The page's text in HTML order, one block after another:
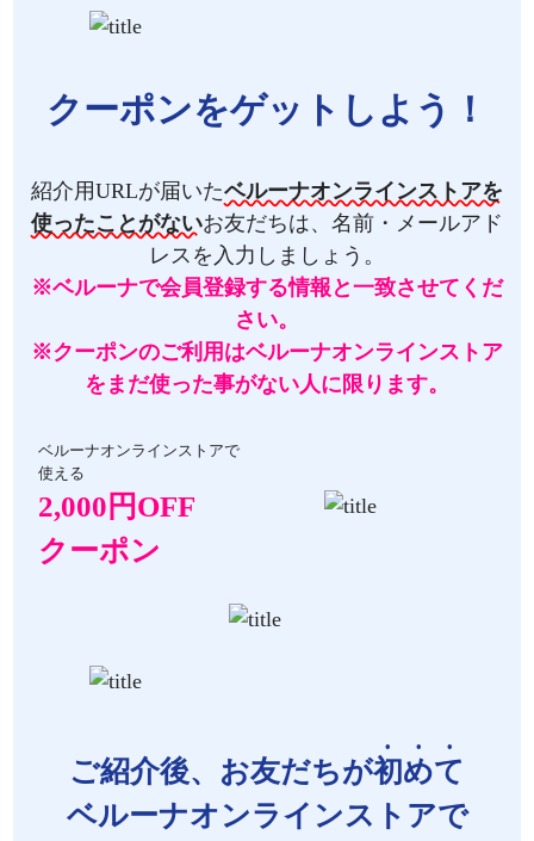
クーポンをゲットしよう！
紹介用URLが届いたベルーナオンラインストアを
使ったことがないお友だちは、名前・メールアド
レスを入力しましょう。
※ベルーナで会員登録する情報と一致させてくだ
さい。
※クーポンのご利用はベルーナオンラインストア
をまだ使った事がない人に限ります。
ベルーナオンラインストアで
使える
2,000円OFF
クーポン
ご紹介後、お友だちが初めて
ベルーナオンラインストアで